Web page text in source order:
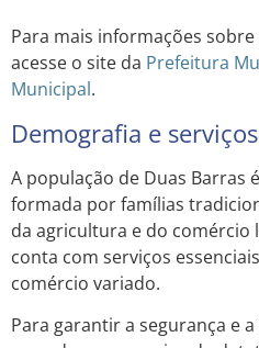
Para mais informações
acesse o site da Prefeitura
Municipal.
Demografia e serviços
A população de Duas Barras
formada por famílias
da agricultura e do comércio
conta com serviços
comércio variado.
Para garantir a segurança e